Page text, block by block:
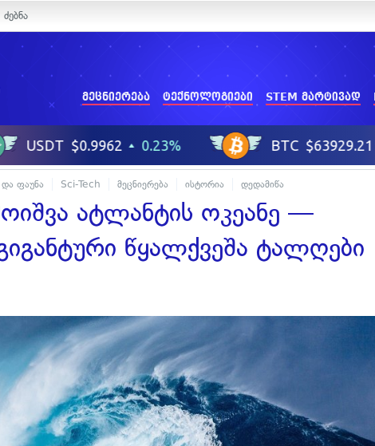
ძებნა
მეცნიერება ტექნოლოგიები STEM მარტივად
ფაუნა Sci-Tech მეცნიერება ისტორია დედამიწა
ატლანტის ოკეანე —
წყალქვეშა ტალღები